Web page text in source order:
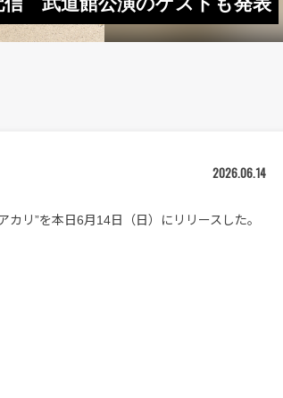
2026.06.14
リ”を本日6月14日（日）にリリースした。